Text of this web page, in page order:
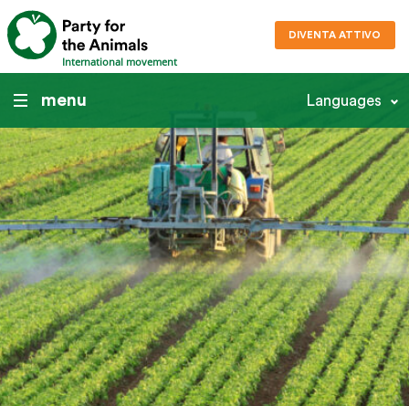
International movement
DIVENTA ATTIVO
menu Languages